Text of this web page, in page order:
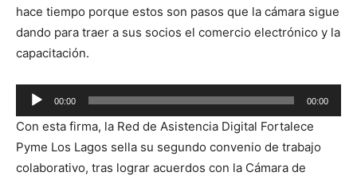
hace tiempo porque estos son pasos que la cámara sigue
dando para traer a sus socios el comercio electrónico y la
capacitación.
Reproductor
de
audio
00:00 00:00
Con esta firma, la Red de Asistencia Digital Fortalece
Pyme Los Lagos sella su segundo convenio de trabajo
colaborativo, tras lograr acuerdos con la Cámara de